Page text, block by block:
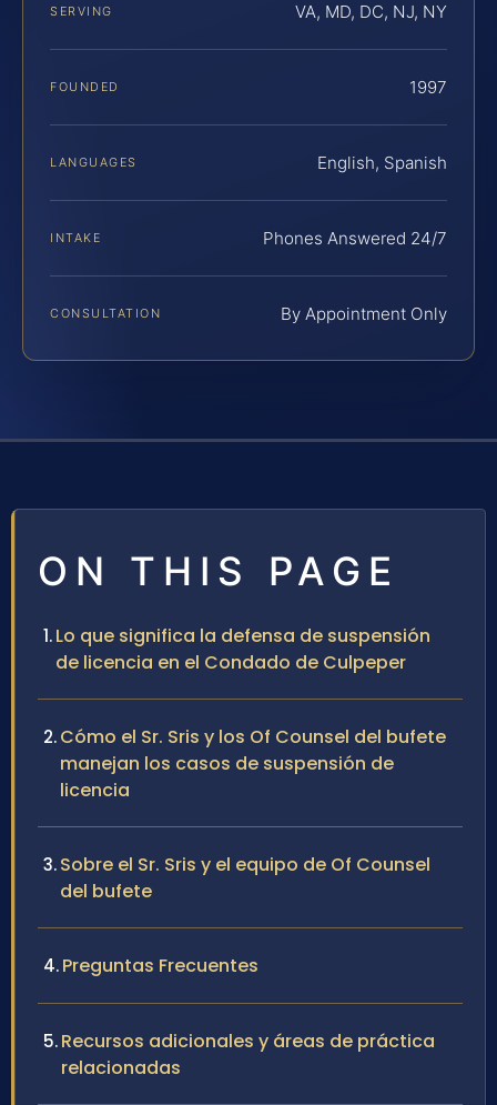
SERVING VA, MD, DC, NJ, NY
FOUNDED 1997
LANGUAGES English, Spanish
INTAKE Phones Answered 24/7
CONSULTATION By Appointment Only
ON THIS PAGE
Lo que significa la defensa de suspensión
de licencia en el Condado de Culpeper
Cómo el Sr. Sris y los Of Counsel del bufete
manejan los casos de suspensión de
licencia
Sobre el Sr. Sris y el equipo de Of Counsel
del bufete
Preguntas Frecuentes
Recursos adicionales y áreas de práctica
relacionadas